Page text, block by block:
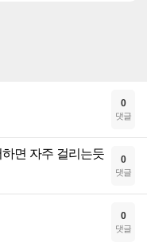
0
댓글
면 자주 걸리는듯 0
댓글
0
댓글